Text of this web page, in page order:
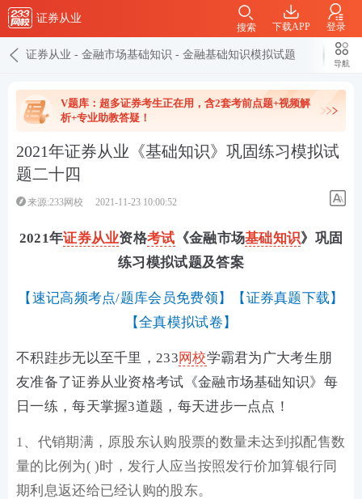
证券从业
下载APP 登录
搜索
证券从业 - 金融市场基础知识 - 金融基础知识模拟试题
导航
V题库：超多证券考生正在用，含2套考前点题+视频解
析+专业助教答疑！
2021年证券从业《基础知识》巩固练习模拟试
题二十四
来源:233网校 2021-11-23 10:00:52
2021年证券从业资格考试 《金融市场基础知识》巩固
练习模拟试题及答案
【 速记高频考点/题库会员免费领 】【 证券真题下载 】
【全真模拟试卷 】
不积跬步无以至千里，233网校学霸君为广大考生朋
友准备了证券从业资格考试《金融市场基础知识》每
日一练，每天掌握3道题，每天进步一点点！
1、代销期满，原股东认购股票的数量未达到拟配售数
量的比例为( )时，发行人应当按照发行价加算银行同
期利息返还给已经认购的股东。